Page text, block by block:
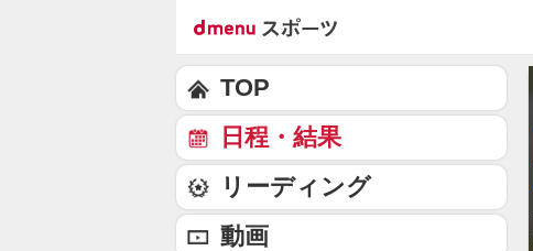
TOP
日程・結果
リーディング
動画